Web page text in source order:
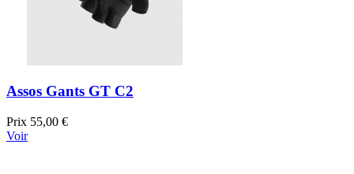
Assos Gants GT C2
Prix 55,00 €
Voir